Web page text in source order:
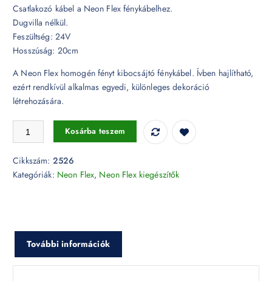
Csatlakozó kábel a Neon Flex fénykábelhez.
Dugvilla nélkül.
Feszültség: 24V
Hosszúság: 20cm
A Neon Flex homogén fényt kibocsájtó fénykábel. Ívben hajlítható,
ezért rendkívül alkalmas egyedi, különleges dekoráció
létrehozására.
Tápkábel Neon Flex-hez 24V (3331)- 2526 mennyiség
Kosárba teszem
Cikkszám: 2526
Kategóriák: Neon Flex, Neon Flex kiegészítők
További információk